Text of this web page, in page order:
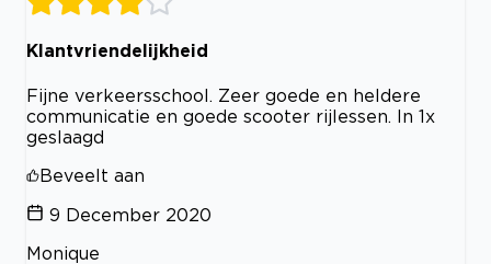
Klantvriendelijkheid
Fijne verkeersschool. Zeer goede en heldere
communicatie en goede scooter rijlessen. In 1x
geslaagd
Beveelt aan
9 December 2020
Monique